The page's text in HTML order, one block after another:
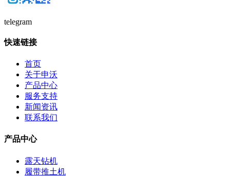
telegram
快速链接
首页
关于申沃
产品中心
服务支持
新闻资讯
联系我们
产品中心
露天钻机
履带推土机